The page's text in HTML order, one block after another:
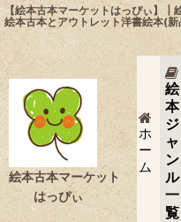
【絵本古本マーケットはっぴぃ】┃
絵本古本とアウトレット洋書絵本(
絵本古本マーケット
はっぴぃ
ホ
ー
ム
絵
本
ジ
ャ
ン
ル
一
覧